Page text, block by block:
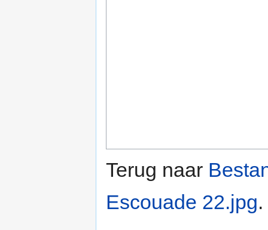
Terug naar
Escouade 22.jpg.